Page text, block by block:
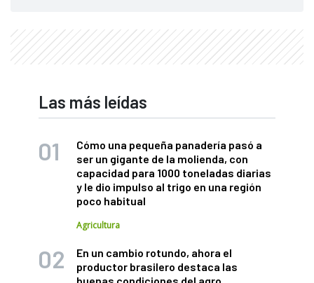
Las más leídas
Cómo una pequeña panadería pasó a
ser un gigante de la molienda, con
capacidad para 1000 toneladas diarias
y le dio impulso al trigo en una región
poco habitual
Agricultura
En un cambio rotundo, ahora el
productor brasilero destaca las